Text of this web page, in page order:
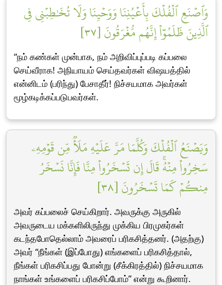
وَٱصۡنَعِ ٱلۡفُلۡكَ بِأَعۡيُنِنَا وَوَحۡيِنَا وَلَا تُخَٰطِبۡنِي فِي
ٱلَّذِينَ ظَلَمُوٓاْ إِنَّهُم مُّغۡرَقُونَ [٣٧]
“நம் கண்கள் முன்பாக, நம் அறிவிப்புப்படி கப்பலை
செய்வீராக! அநியாயம் செய்தவர்கள் விஷயத்தில்
என்னிடம் (பரிந்து) பேசாதீர்! நிச்சயமாக அவர்கள்
மூழ்கடிக்கப்படுபவர்கள்.
وَيَصۡنَعُ ٱلۡفُلۡكَ وَكُلَّمَا مَرَّ عَلَيۡهِ مَلَأٞ مِّن قَوۡمِهِۦ
سَخِرُواْ مِنۡهُۚ قَالَ إِن تَسۡخَرُواْ مِنَّا فَإِنَّا نَسۡخَرُ
مِنكُمۡ كَمَا تَسۡخَرُونَ [٣٨]
அவர் கப்பலைச் செய்கிறார். அவருக்கு அருகில்
அவருடைய மக்களிலிருந்து முக்கிய பிரமுகர்கள்
கடந்தபோதெல்லாம் அவரைப் பரிகசித்தனர். (அதற்கு)
அவர் “நீங்கள் (இப்போது) எங்களைப் பரிகசித்தால்,
நீங்கள் பரிகசிப்பது போன்று (சீக்கிரத்தில்) நிச்சயமாக
நாங்கள் உங்களைப் பரிகசிப்போம்” என்று கூறினார்.